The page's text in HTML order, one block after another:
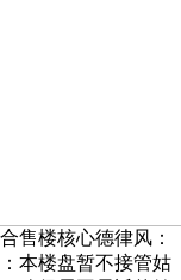
售楼核心德律风：
本楼盘暂不接管姑